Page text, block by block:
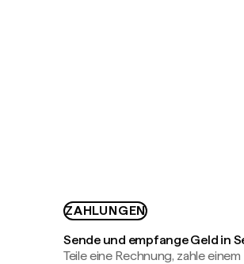
ZAHLUNGEN
Sende und empfange Geld in
Teile eine Rechnung, zahle